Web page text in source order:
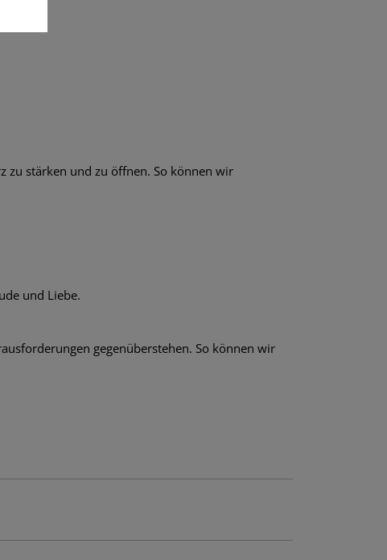
zu stärken und zu öffnen. So können wir
und Liebe.
gegenüberstehen. So können wir